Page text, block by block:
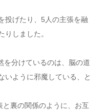
投げたり、5人の主張を融
しました。
を分けているのは、脳の道
いように邪魔している、と
裏の関係のように、お互